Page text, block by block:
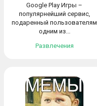
Google Play Игры –
популярнейший сервис,
подаренный пользователям
одним из...
Развлечения